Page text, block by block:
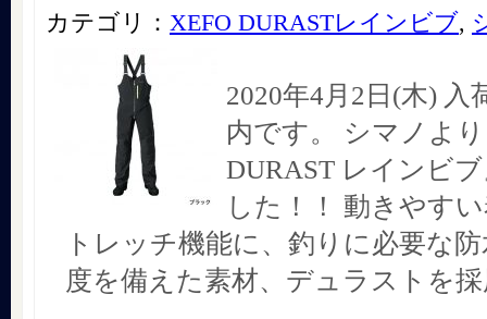
カテゴリ： XEFO DURASTレインビブ,
2020年4月2日(木) 入
内です。 シマノよ
DURAST レインビ
した！！ 動きやす
トレッチ機能に、釣りに必要な
度を備えた素材、デュラストを